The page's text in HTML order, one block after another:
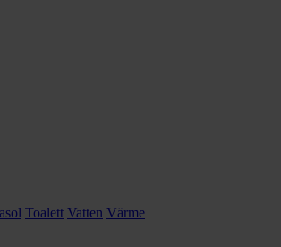
Toalett Vatten Värme